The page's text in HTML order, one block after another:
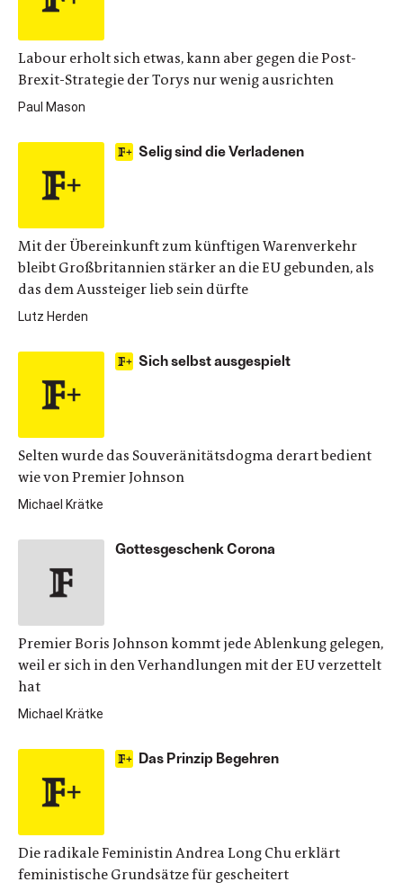
Labour erholt sich etwas, kann aber gegen die Post-
Brexit-Strategie der Torys nur wenig ausrichten
Paul Mason
Selig sind die Verladenen
Mit der Übereinkunft zum künftigen Warenverkehr
bleibt Großbritannien stärker an die EU gebunden, als
das dem Aussteiger lieb sein dürfte
Lutz Herden
Sich selbst ausgespielt
Selten wurde das Souveränitätsdogma derart bedient
wie von Premier Johnson
Michael Krätke
Gottesgeschenk Corona
Premier Boris Johnson kommt jede Ablenkung gelegen,
weil er sich in den Verhandlungen mit der EU verzettelt
hat
Michael Krätke
Das Prinzip Begehren
Die radikale Feministin Andrea Long Chu erklärt
feministische Grundsätze für gescheitert